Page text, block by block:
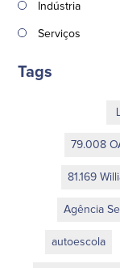
Indústria
Serviços
Tags
79.008
81.169
Agência
autoescola